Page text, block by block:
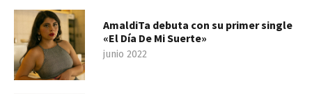
AmaldiTa debuta con su primer single
«El Día De Mi Suerte»
junio 2022